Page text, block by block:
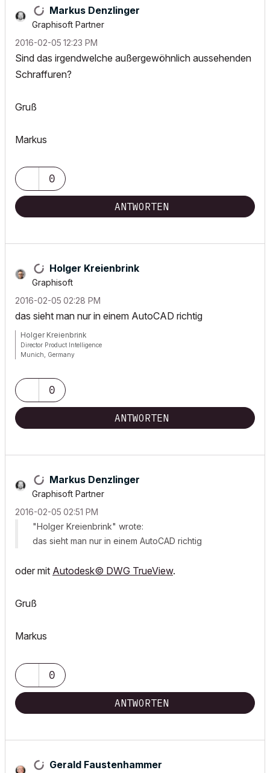
Markus Denzlinger
Graphisoft Partner
‎2016-02-05 12:23 PM
Sind das irgendwelche außergewöhnlich aussehenden
Schraffuren?
Gruß
Markus
0
ANTWORTEN
Holger Kreienbrink
Graphisoft
‎2016-02-05 02:28 PM
das sieht man nur in einem AutoCAD richtig
Holger Kreienbrink
Director Product Intelligence
Munich, Germany
0
ANTWORTEN
Markus Denzlinger
Graphisoft Partner
‎2016-02-05 02:51 PM
"Holger Kreienbrink" wrote:
das sieht man nur in einem AutoCAD richtig
oder mit Autodesk© DWG TrueView.
Gruß
Markus
0
ANTWORTEN
Gerald Faustenhammer